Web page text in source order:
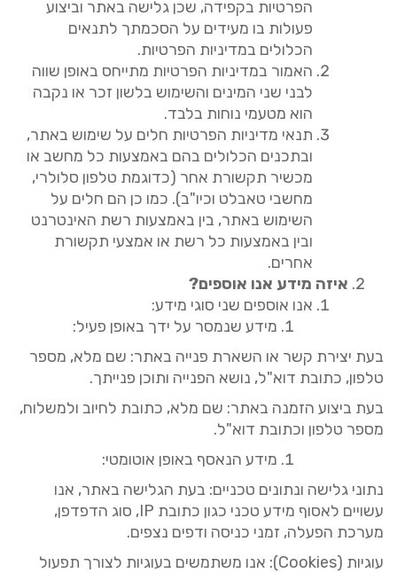
הפרטיות בקפידה, שכן גלישה באתר וביצוע
פעולות בו מעידים על הסכמתך לתנאים
הכלולים במדיניות הפרטיות.
האמור במדיניות הפרטיות מתייחס באופן שווה
לבני שני המינים והשימוש בלשון זכר או נקבה
הוא מטעמי נוחות בלבד.
תנאי מדיניות הפרטיות חלים על שימוש באתר,
ובתכנים הכלולים בהם באמצעות כל מחשב או
מכשיר תקשורת אחר (כדוגמת טלפון סלולרי,
מחשבי טאבלט וכיו"ב). כמו כן הם חלים על
השימוש באתר, בין באמצעות רשת האינטרנט
ובין באמצעות כל רשת או אמצעי תקשורת
אחרים.
איזה מידע אנו אוספים?
אנו אוספים שני סוגי מידע:
מידע שנמסר על ידך באופן פעיל:
בעת יצירת קשר או השארת פנייה באתר: שם מלא, מספר
טלפון, כתובת דוא"ל, נושא הפנייה ותוכן פנייתך.
בעת ביצוע הזמנה באתר: שם מלא, כתובת לחיוב ולמשלוח,
מספר טלפון וכתובת דוא"ל.
מידע הנאסף באופן אוטומטי:
נתוני גלישה ונתונים טכניים: בעת הגלישה באתר, אנו
עשויים לאסוף מידע טכני כגון כתובת
סוג הדפדפן,
מערכת הפעלה, זמני כניסה ודפים נצפים.
עוגיות (Cookies)
: אנו משתמשים בעוגיות לצורך תפעול